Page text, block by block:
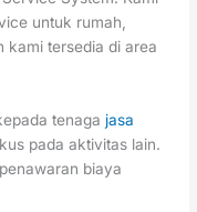
untuk rumah,
kami tersedia di area
tenaga jasa
pada aktivitas lain.
biaya